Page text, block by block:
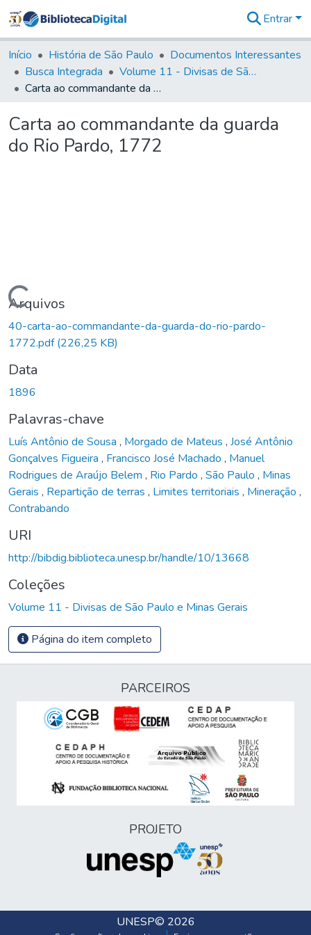
&
Coleções
Tudo na
Biblioteca
Estatísticas
Entrar
Início História de São Paulo
Documentos Interessantes
Busca Integrada
Volume 11 - Divisas de São Paulo e Minas Gerais
Carta ao commandante da guarda do Rio Pardo, 1772
Carta ao commandante da guarda
do Rio Pardo, 1772
Carregando...
Arquivos
40-carta-ao-commandante-da-guarda-do-rio-pardo-
1772.pdf(226,25 KB)
Data
1896
Palavras-chave
Luís Antônio de Sousa , Morgado de Mateus , José Antônio
Gonçalves Figueira , Francisco José Machado , Manuel
Rodrigues de Araújo Belem , Rio Pardo , São Paulo , Minas
Gerais , Repartição de terras , Limites territoriais , Mineração ,
Contrabando
URI
http://bibdig.biblioteca.unesp.br/handle/10/13668
Coleções
Volume 11 - Divisas de São Paulo e Minas Gerais
Página do item completo
PARCEIROS
PROJETO
UNESP© 2026